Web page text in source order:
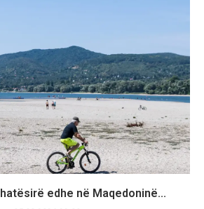
edhe në Maqedoninë...